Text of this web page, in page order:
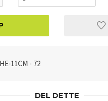
11CM - 72
DEL DETTE